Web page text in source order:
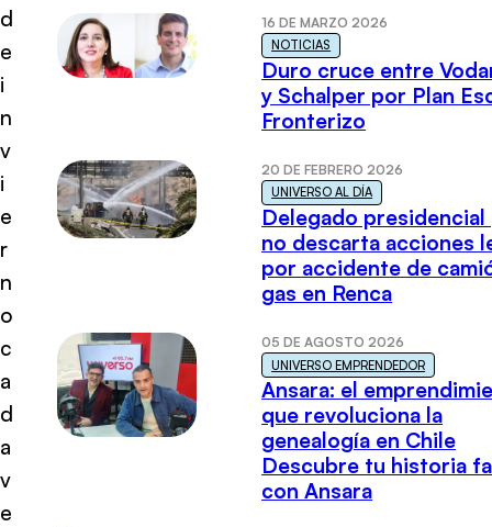
d
e
i
n
v
i
e
r
n
o
c
a
d
a
v
e
16 DE MARZO 2026
NOTICIAS
Duro cruce entre
y Schalper por Plan
Fronterizo
20 DE FEBRERO 2026
UNIVERSO AL DÍA
Delegado presidencial
no descarta acciones
por accidente de
gas en Renca
05 DE AGOSTO 2026
UNIVERSO EMPRENDEDOR
Ansara: el
que revoluciona la
genealogía en Chile
Descubre tu historia
con Ansara